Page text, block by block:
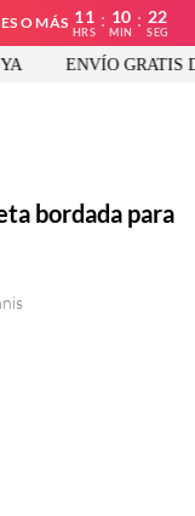
O MÁS 11
HRS
: 10
MIN
: 22
SEG
ENVÍO GRATIS
bordada para